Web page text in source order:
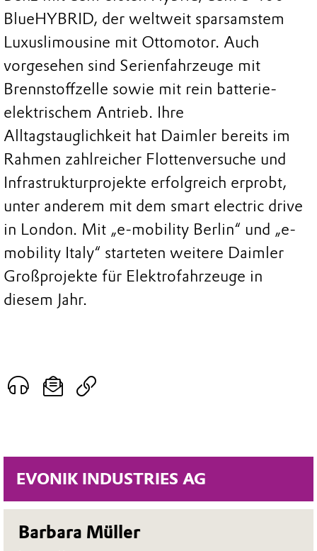
EVONIK INDUSTRIES AG
Barbara Müller
BlueHYBRID, der weltweit sparsamstem
Luxuslimousine mit Ottomotor. Auch
vorgesehen sind Serienfahrzeuge mit
Brennstoffzelle sowie mit rein batterie-
elektrischem Antrieb. Ihre
Alltagstauglichkeit hat Daimler bereits im
Rahmen zahlreicher Flottenversuche und
Infrastrukturprojekte erfolgreich erprobt,
unter anderem mit dem smart electric drive
in London. Mit „e-mobility Berlin“ und „e-
mobility Italy“ starteten weitere Daimler
Großprojekte für Elektrofahrzeuge in
diesem Jahr.